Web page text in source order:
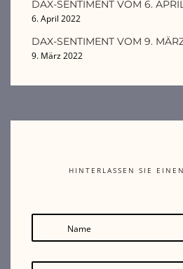
DAX-SENTIMENT VOM 6.
6. April 2022
DAX-SENTIMENT VOM 9.
9. März 2022
HINTERLASSEN SIE
Name